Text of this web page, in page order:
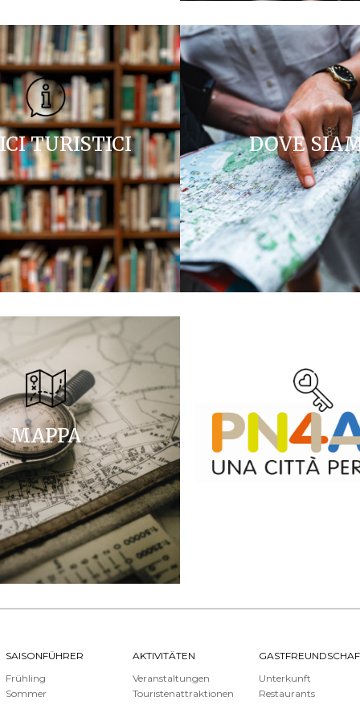
TURISTICI DOVE
MAPPA
SAISONFÜHRER
Frühling
Sommer
AKTIVITÄTEN
Veranstaltungen
Touristenattraktionen
Unterkunft
Restaurants